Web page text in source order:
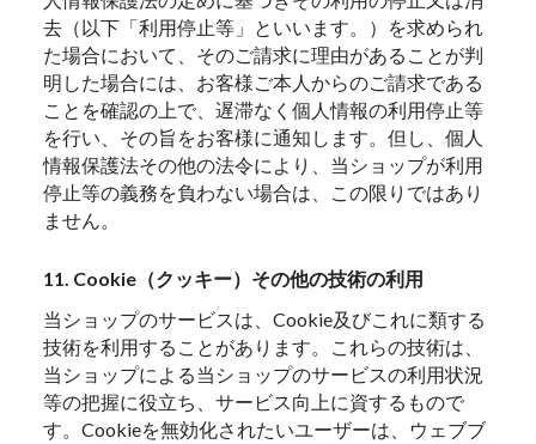
去（以下「利用停止等」といいます。）を求められ
た場合において、そのご請求に理由があることが判
明した場合には、お客様ご本人からのご請求である
ことを確認の上で、遅滞なく個人情報の利用停止等
を行い、その旨をお客様に通知します。但し、個人
情報保護法その他の法令により、当ショップが利用
停止等の義務を負わない場合は、この限りではあり
ません。
11. Cookie（クッキー）その他の技術の利用
当ショップのサービスは、Cookie及びこれに類する
技術を利用することがあります。これらの技術は、
当ショップによる当ショップのサービスの利用状況
等の把握に役立ち、サービス向上に資するもので
す。Cookieを無効化されたいユーザーは、ウェブブ